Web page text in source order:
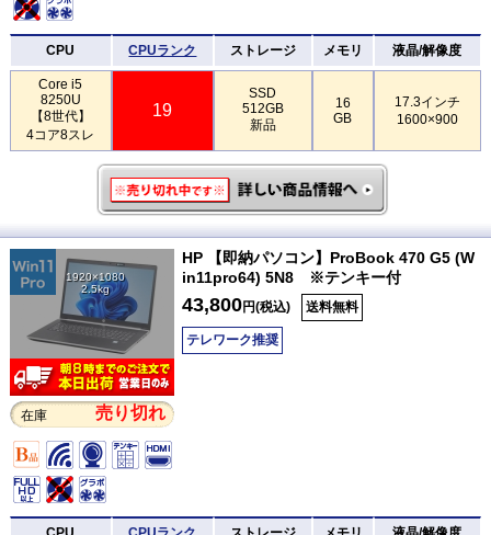
CPU CPUランク ストレージ メモリ 液晶/解像度
Core i5
8250U
【8世代】
4コア8スレ
19
SSD
512GB
新品
16
GB
17.3インチ
1600×900
1920×1080
2.5kg
在庫 売り切れ
HP 【即納パソコン】ProBook 470 G5 (W
in11pro64) 5N8 ※テンキー付
43,800円(税込) 送料無料
テレワーク推奨